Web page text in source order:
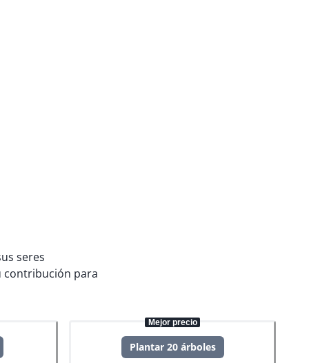
seres
contribución para
Mejor precio
Plantar 20 árboles